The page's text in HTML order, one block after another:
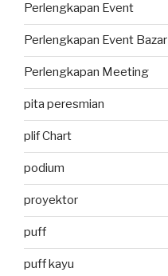
Perlengkapan Event
Perlengkapan Event Bazar
Perlengkapan Meeting
pita peresmian
plif Chart
podium
proyektor
puff
puff kayu